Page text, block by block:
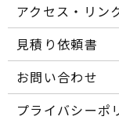
アクセス・リン
見積り依頼書
お問い合わせ
プライバシーポ